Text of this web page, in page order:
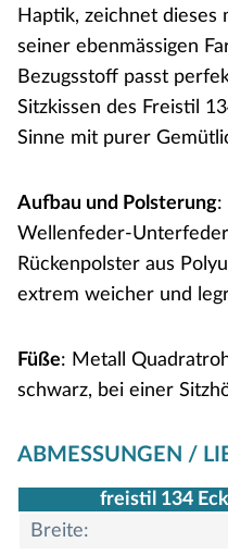
Haptik, zeichnet dieses
seiner ebenmässigen
Bezugsstoff passt
Sitzkissen des Freistil
Sinne mit purer
Aufbau und Polsterung:
Wellenfeder-
Rückenpolster aus
extrem weicher und
Füße: Metall
schwarz, bei einer
ABMESSUNGEN /
freistil 134
Breite: